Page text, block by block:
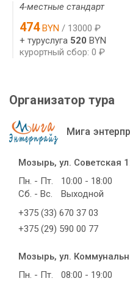
4-местные стандарт
474BYN / 13000 ₽
+ туруслуга 520 BYN
курортный сбор: 0 ₽
Организатор тура
Мига
Мозырь, ул. Советская
Пн. - Пт.
10:00 - 18:00
Сб. - Вс.
Выходной
+375 (33) 670 37 03
+375 (29) 590 00 77
Мозырь, ул.
Пн. - Пт.
08:00 - 19:00